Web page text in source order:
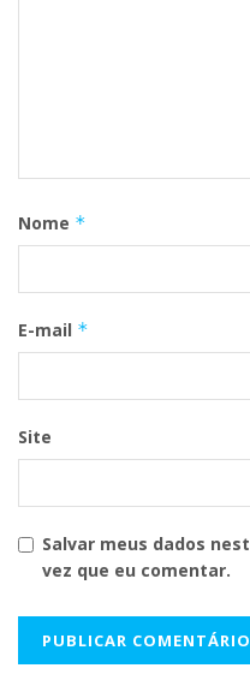
Nome *
E-mail *
Site
Salvar meus dados
vez que eu comentar.